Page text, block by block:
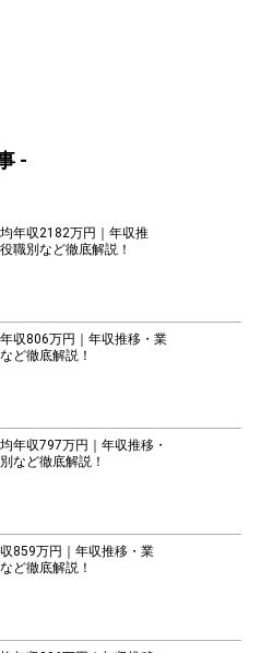
-
均年収2182万円｜年収推
職別など徹底解説！
年収806万円｜年収推移・業
ど徹底解説！
年収797万円｜年収推移・
など徹底解説！
収859万円｜年収推移・業
ど徹底解説！